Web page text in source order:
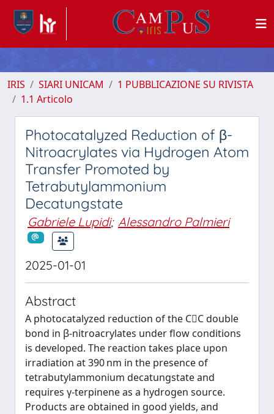
IRIS SIARI UNICAM
1 PUBBLICAZIONE SU RIVISTA
1.1 Articolo
Photocatalyzed Reduction of β-
Nitroacrylates via Hydrogen Atom
Transfer Promoted by
Tetrabutylammonium
Decatungstate
Gabriele Lupidi; Alessandro Palmieri
2025-01-01
Abstract
A photocatalyzed reduction of the CC double
bond in β-nitroacrylates under flow conditions
is developed. The reaction takes place upon
irradiation at 390 nm in the presence of
tetrabutylammonium decatungstate and
requires γ-terpinene as a hydrogen source.
Products are obtained in good yields, and